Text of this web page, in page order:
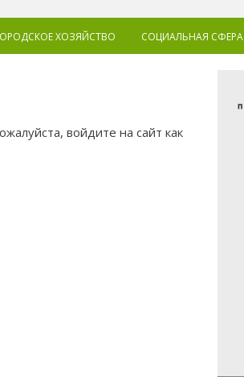
ХОЗЯЙСТВО СОЦИАЛЬНАЯ СФЕРА
войдите на сайт как